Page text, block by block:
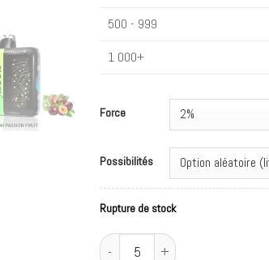
500 - 999
1 000+
Force
Possibilités
Rupture de stock
quantité de ELF BOX PULSE X